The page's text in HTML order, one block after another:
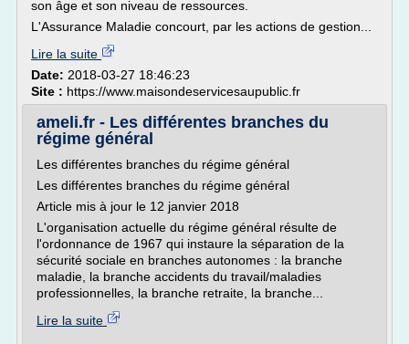
son âge et son niveau de ressources.
L'Assurance Maladie concourt, par les actions de gestion...
Lire la suite
Date: 2018-03-27 18:46:23
Site : https://www.maisondeservicesaupublic.fr
ameli.fr - Les différentes branches du
régime général
Les différentes branches du régime général
Les différentes branches du régime général
Article mis à jour le 12 janvier 2018
L'organisation actuelle du régime général résulte de
l'ordonnance de 1967 qui instaure la séparation de la
sécurité sociale en branches autonomes : la branche
maladie, la branche accidents du travail/maladies
professionnelles, la branche retraite, la branche...
Lire la suite